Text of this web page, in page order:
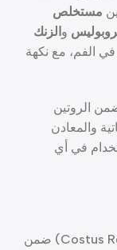
مستخلص
والزنك
الفم، مع نكهة
الروتين
والمعادن
في أي
يحتوي على مستخلص القسط الهندي (Costus Root) ضمن